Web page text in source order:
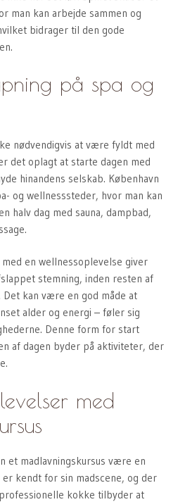
man kan arbejde sammen og
bidrager til den gode
på spa og
nødvendigvis at være fyldt med
det oplagt at starte dagen med
hinandens selskab. København
og wellnesssteder, hvor man kan
halv dag med sauna, dampbad,
en wellnessoplevelse giver
stemning, inden resten af
Det kan være en god måde at
alder og energi – føler sig
Denne form for start
af dagen byder på aktiviteter, der
med
et madlavningskursus være en
kendt for sin madscene, og der
kokke tilbyder at